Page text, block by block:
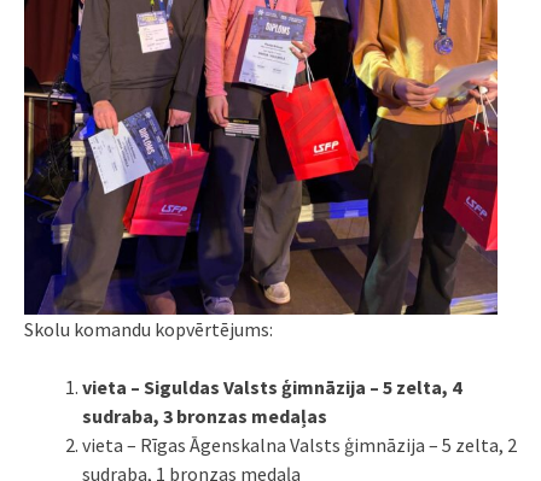
Skolu komandu kopvērtējums:
vieta – Siguldas Valsts ģimnāzija – 5 zelta, 4
sudraba, 3 bronzas medaļas
vieta – Rīgas Āgenskalna Valsts ģimnāzija – 5 zelta, 2
sudraba, 1 bronzas medaļa